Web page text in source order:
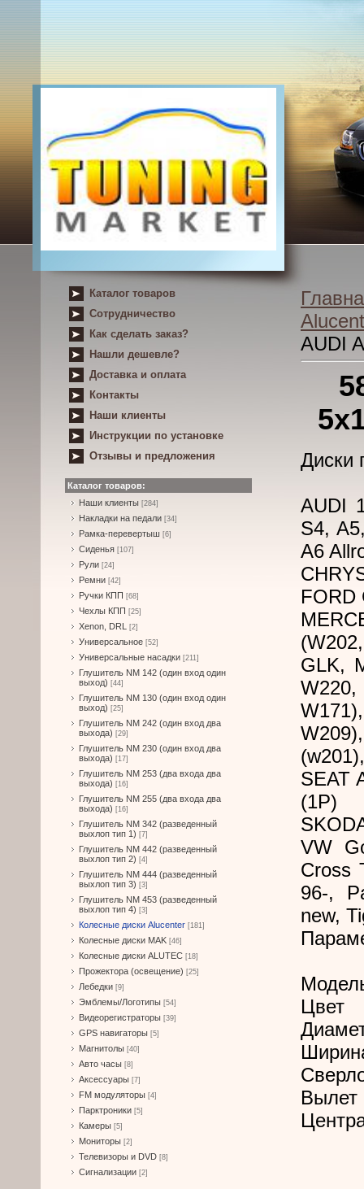
Каталог товаров
Сотрудничество
Как сделать заказ?
Нашли дешевле?
Доставка и оплата
Контакты
Наши клиенты
Инструкции по установке
Отзывы и предложения
Каталог товаров:
Наши клиенты [284]
Накладки на педали [34]
Рамка-перевертыш [6]
Сиденья [107]
Рули [24]
Ремни [42]
Ручки КПП [68]
Чехлы КПП [25]
Xenon, DRL [2]
Универсальное [52]
Универсальные насадки [211]
Глушитель NM 142 (один вход один
выход) [44]
Глушитель NM 130 (один вход один
выход) [25]
Глушитель NM 242 (один вход два
выхода) [29]
Глушитель NM 230 (один вход два
выхода) [17]
Глушитель NM 253 (два входа два
выхода) [16]
Глушитель NM 255 (два входа два
выхода) [16]
Глушитель NM 342 (разведенный
выхлоп тип 1) [7]
Глушитель NM 442 (разведенный
выхлоп тип 2) [4]
Глушитель NM 444 (разведенный
выхлоп тип 3) [3]
Глушитель NM 453 (разведенный
выхлоп тип 4) [3]
Колесные диски Alucenter [181]
Колесные диски MAK [46]
Колесные диски ALUTEC [18]
Прожектора (освещение) [25]
Лебедки [9]
Эмблемы/Логотипы [54]
Видеорегистраторы [39]
GPS навигаторы [5]
Магнитолы [40]
Авто часы [8]
Аксессуары [7]
FM модуляторы [4]
Парктроники [5]
Камеры [5]
Мониторы [2]
Телевизоры и DVD [8]
Сигнализации [2]
AUDI
Диски
AUDI
S4,
A6
FORD
GLK,
SEAT
(1P)
VW
Cross
96-,
new,
Цвет
Вылет